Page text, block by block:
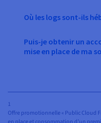
Où les logs sont-ils
Puis-je obtenir un
mise en place de ma
1
Offre promotionnelle « Public Cloud